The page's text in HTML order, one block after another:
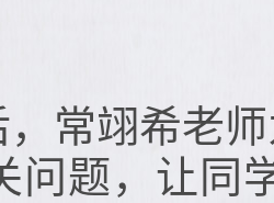
，常翊希老
问题，让同